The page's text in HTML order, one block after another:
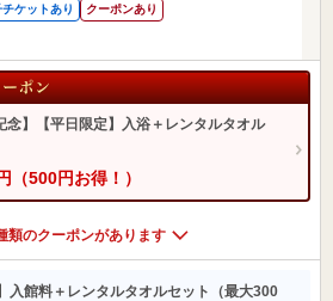
チケットあり クーポンあり
念】【平日限定】入浴＋レンタルタオル
（500円お得！）
類のクーポンがあります
入館料＋レンタルタオルセット（最大300